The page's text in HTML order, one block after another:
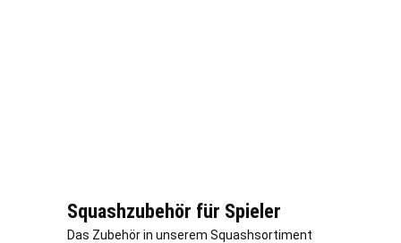
Squashzubehör für Spieler
Das Zubehör in unserem Squashsortiment